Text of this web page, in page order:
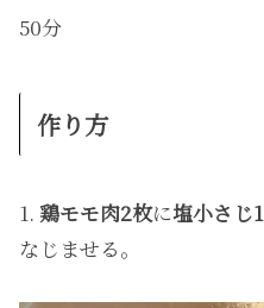
50分
作り方
1. 鶏モモ肉2枚に塩小さじ1
なじませる。